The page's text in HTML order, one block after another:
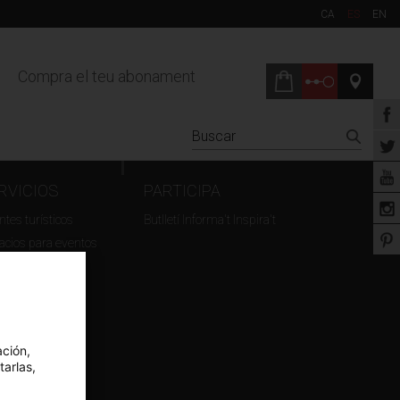
CA ES EN
Compra el teu abonament
turísticos
para eventos
PARTICIPA
Butlletí Informa't Inspira't